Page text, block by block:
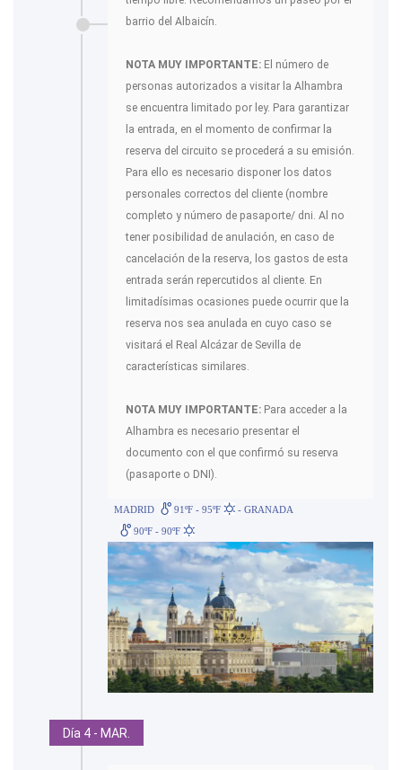
barrio del Albaicín.
NOTA MUY IMPORTANTE: El número de
personas autorizados a visitar la Alhambra
se encuentra limitado por ley. Para garantizar
la entrada, en el momento de confirmar la
reserva del circuito se procederá a su emisión.
Para ello es necesario disponer los datos
personales correctos del cliente (nombre
completo y número de pasaporte/ dni. Al no
tener posibilidad de anulación, en caso de
cancelación de la reserva, los gastos de esta
entrada serán repercutidos al cliente. En
limitadísimas ocasiones puede ocurrir que la
reserva nos sea anulada en cuyo caso se
visitará el Real Alcázar de Sevilla de
características similares.
NOTA MUY IMPORTANTE: Para acceder a la
Alhambra es necesario presentar el
documento con el que confirmó su reserva
(pasaporte o DNI).
MADRID 91ºF - 95ºF
- GRANADA
90ºF - 90ºF
Día 4 - MAR.